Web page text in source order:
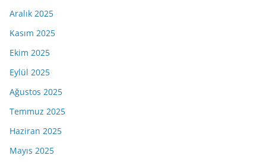
Aralık 2025
Kasım 2025
Ekim 2025
Eylül 2025
Ağustos 2025
Temmuz 2025
Haziran 2025
Mayıs 2025